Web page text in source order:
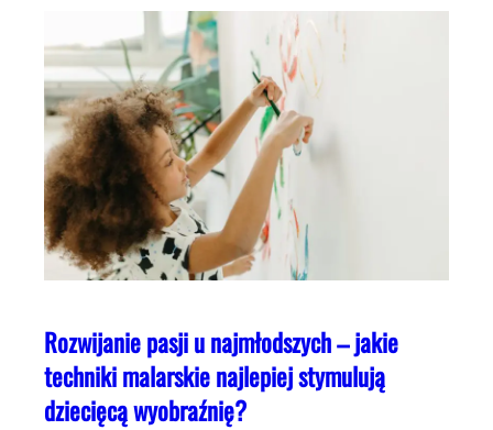
Rozwijanie pasji u najmłodszych – jakie
techniki malarskie najlepiej stymulują
dziecięcą wyobraźnię?